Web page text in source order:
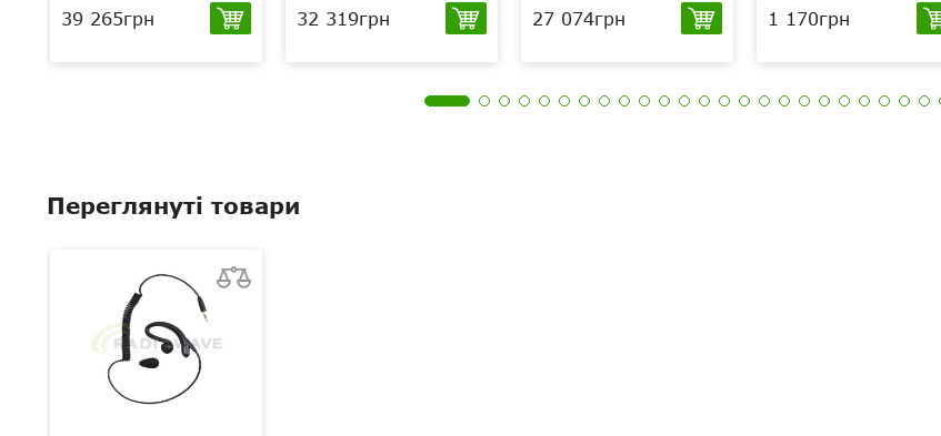
39 265грн 32 319грн 27 074грн 1 170грн
Переглянуті товари